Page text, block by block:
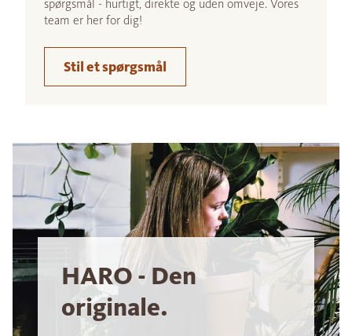
spørgsmål - hurtigt, direkte og uden omveje. Vores
team er her for dig!
Stil et spørgsmål
HARO - Den
originale.